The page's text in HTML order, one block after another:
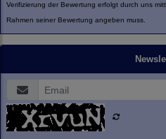
Verifizierung der Bewertung erfolgt durch uns
Rahmen seiner Bewertung angeben muss.